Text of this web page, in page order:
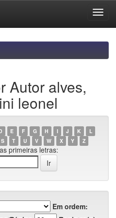
Autor alves,
leonel
E F G H I J K
L
S T U V W X Y Z
primeiras letras:
Em ordem: